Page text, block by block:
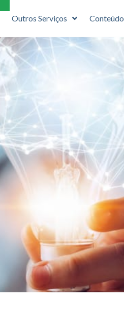
Outros Serviços Conteúdo